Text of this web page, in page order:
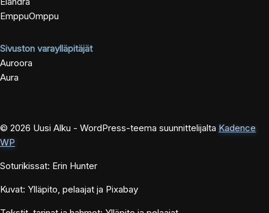
EmppuOmppu
Sivuston varaylläpitäjät
Auroora
Aura
© 2026 Uusi Alku - WordPress-teema suunnittelijalta Kadence
WP
Soturikissat: Erin Hunter
Kuvat: Ylläpito, pelaajat ja Pixabay